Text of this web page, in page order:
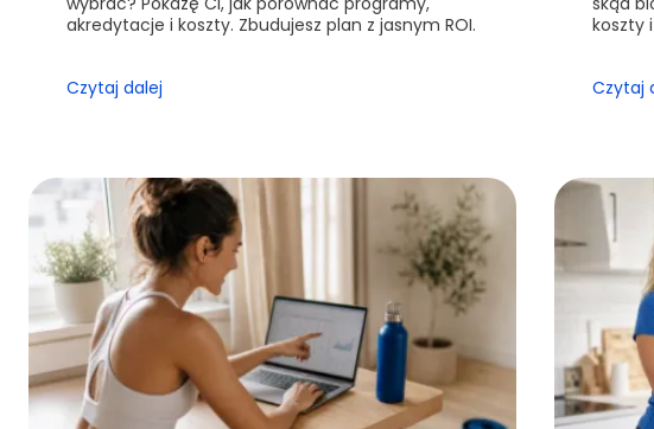
akredytacje i koszty. Zbudujesz plan z jasnym ROI.
Czytaj dalej
koszty
Czytaj